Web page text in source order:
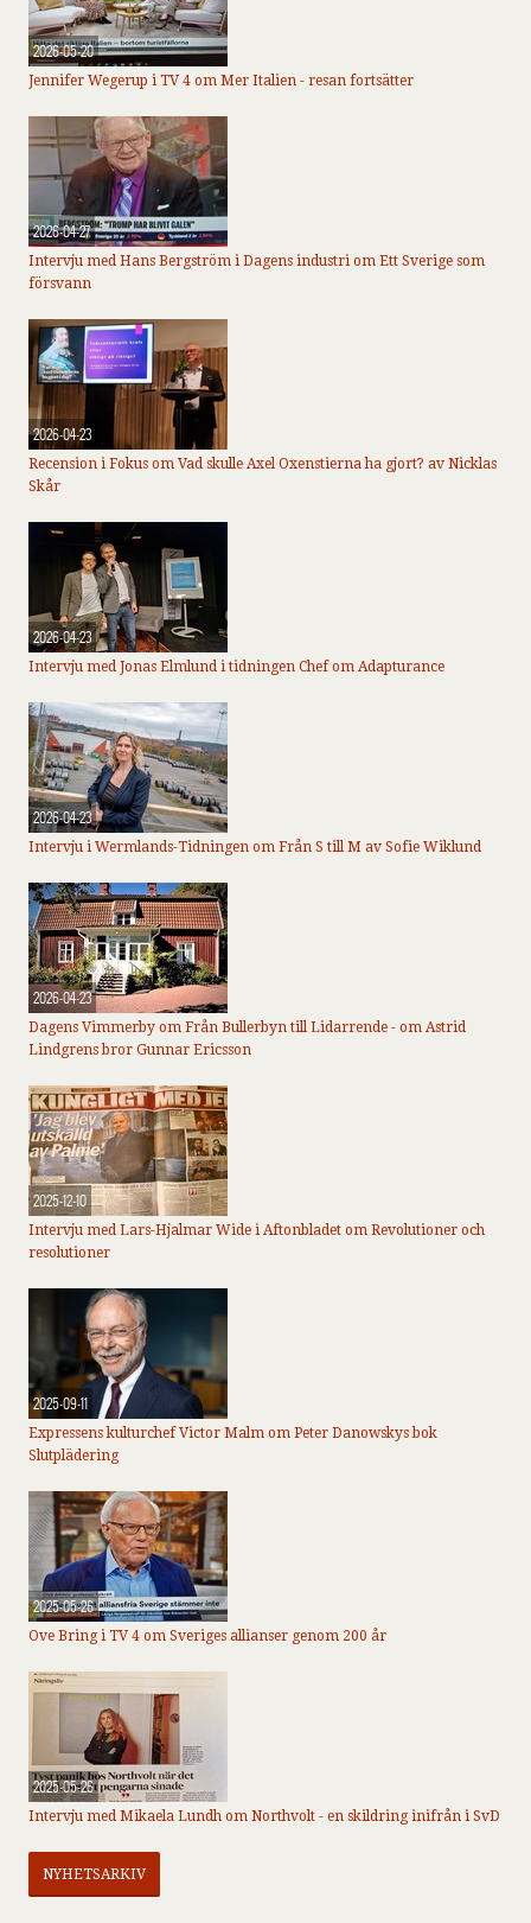
2026-05-20
Jennifer Wegerup i TV 4 om Mer Italien - resan fortsätter
2026-04-27
Intervju med Hans Bergström i Dagens industri om Ett Sverige som
försvann
2026-04-23
Recension i Fokus om Vad skulle Axel Oxenstierna ha gjort? av Nicklas
Skår
2026-04-23
Intervju med Jonas Elmlund i tidningen Chef om Adapturance
2026-04-23
Intervju i Wermlands-Tidningen om Från S till M av Sofie Wiklund
2026-04-23
Dagens Vimmerby om Från Bullerbyn till Lidarrende - om Astrid
Lindgrens bror Gunnar Ericsson
2025-12-10
Intervju med Lars-Hjalmar Wide i Aftonbladet om Revolutioner och
resolutioner
2025-09-11
Expressens kulturchef Victor Malm om Peter Danowskys bok
Slutplädering
2025-05-26
Ove Bring i TV 4 om Sveriges allianser genom 200 år
2025-05-26
Intervju med Mikaela Lundh om Northvolt - en skildring inifrån i SvD
NYHETSARKIV